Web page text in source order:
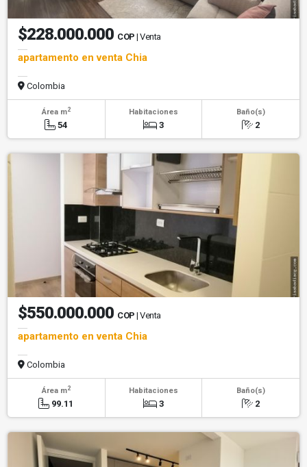
$228.000.000 COP | Venta
apartamento en venta Chia
Colombia
Área m2
54
Habitaciones
3
Baño(s)
2
$550.000.000 COP | Venta
apartamento en venta Chia
Colombia
Área m2
99.11
Habitaciones
3
Baño(s)
2